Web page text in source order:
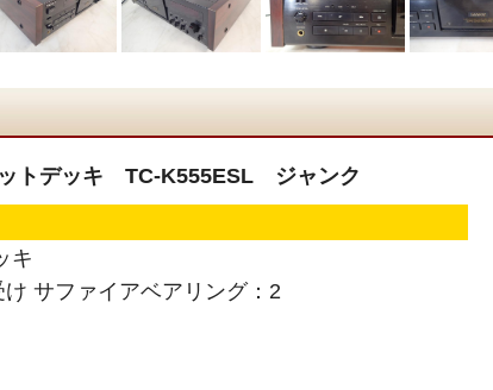
トデッキ TC-K555ESL ジャンク
キ
サファイアベアリング：2